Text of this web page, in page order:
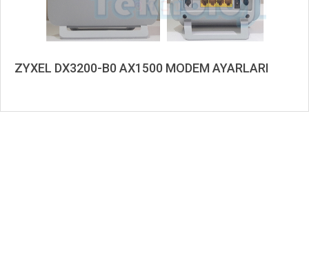
ZYXEL DX3200-B0 AX1500 MODEM AYARLARI